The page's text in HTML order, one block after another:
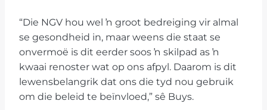
“Die NGV hou wel ŉ groot bedreiging vir almal
se gesondheid in, maar weens die staat se
onvermoë is dit eerder soos ŉ skilpad as ŉ
kwaai renoster wat op ons afpyl. Daarom is dit
lewensbelangrik dat ons die tyd nou gebruik
om die beleid te beïnvloed,” sê Buys.